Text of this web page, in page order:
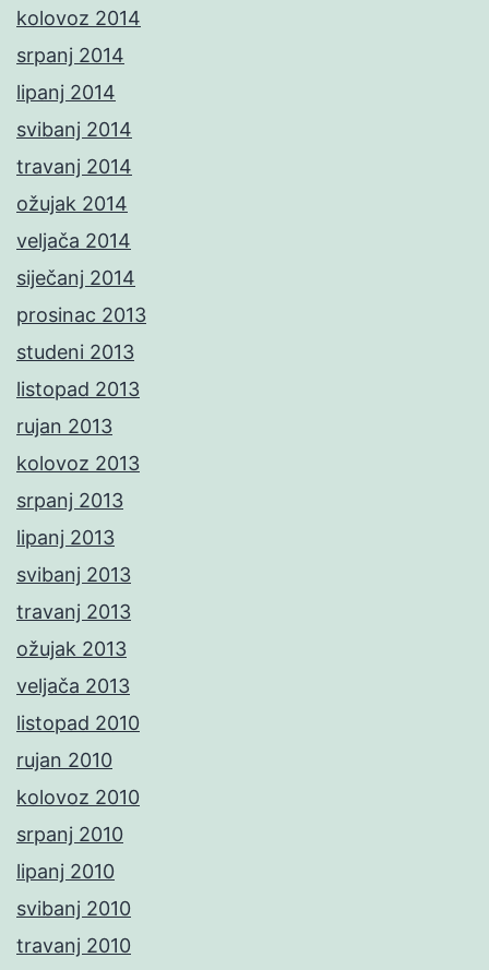
kolovoz 2014
srpanj 2014
lipanj 2014
svibanj 2014
travanj 2014
ožujak 2014
veljača 2014
siječanj 2014
prosinac 2013
studeni 2013
listopad 2013
rujan 2013
kolovoz 2013
srpanj 2013
lipanj 2013
svibanj 2013
travanj 2013
ožujak 2013
veljača 2013
listopad 2010
rujan 2010
kolovoz 2010
srpanj 2010
lipanj 2010
svibanj 2010
travanj 2010